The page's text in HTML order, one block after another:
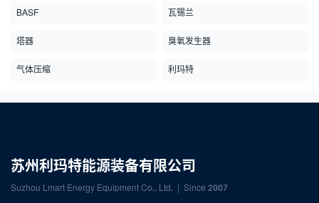
BASF 瓦锡兰
塔器 臭氧发生器
气体压缩 利玛特
苏州利玛特能源装备有限公司
Suzhou Lmart Energy Equipment Co., Ltd. | Since 2007